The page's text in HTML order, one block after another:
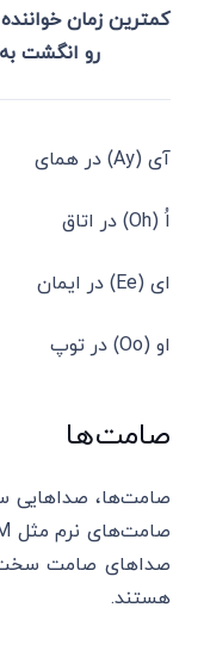
کمترین زمان
رو انگشت
آی (Ay) در همای
اُ (Oh) در اتاق
ای (Ee) در ایمان
او (Oo) در توپ
صامت‌ها
صامت‌ها، صداهایی
هستند.